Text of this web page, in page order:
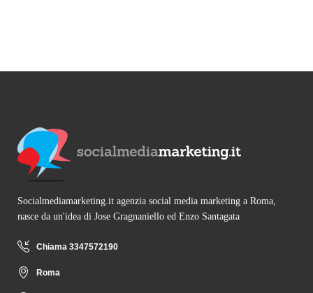
Socialmediamarketing.it agenzia social media marketing a Roma,
nasce da un'idea di Jose Gragnaniello ed Enzo Santagata
Chiama 3347572190
Roma